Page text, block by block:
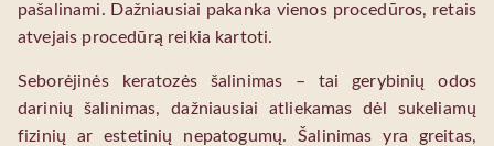
pašalinami. Dažniausiai pakanka vienos procedūros, retais
atvejais procedūrą reikia kartoti.
Seborėjinės keratozės šalinimas – tai gerybinių odos
darinių šalinimas, dažniausiai atliekamas dėl sukeliamų
fizinių ar estetinių nepatogumų. Šalinimas yra greitas,